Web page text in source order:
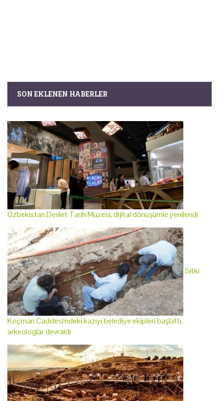
SON EKLENEN HABERLER
Özbekistan Devlet Tarih Müzesi, dijital dönüşümle yenilendi
Sıtkı
Koçman Caddesi'ndeki kazıyı belediye ekipleri başlattı,
arkeologlar devraldı